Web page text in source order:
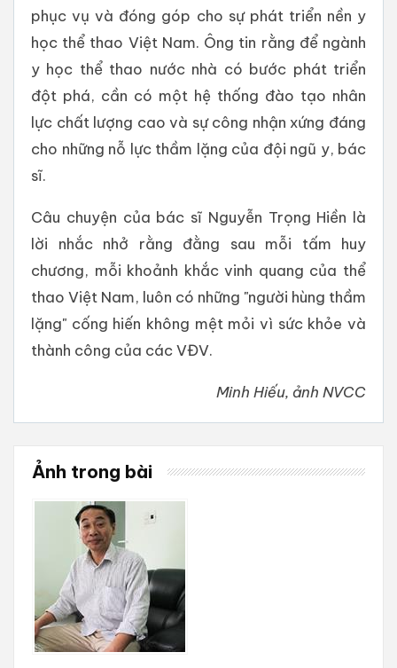
phục vụ và đóng góp cho sự phát triển nền y
học thể thao Việt Nam. Ông tin rằng để ngành
y học thể thao nước nhà có bước phát triển
đột phá, cần có một hệ thống đào tạo nhân
lực chất lượng cao và sự công nhận xứng đáng
cho những nỗ lực thầm lặng của đội ngũ y, bác
sĩ.
Câu chuyện của bác sĩ Nguyễn Trọng Hiền là
lời nhắc nhở rằng đằng sau mỗi tấm huy
chương, mỗi khoảnh khắc vinh quang của thể
thao Việt Nam, luôn có những "người hùng thầm
lặng" cống hiến không mệt mỏi vì sức khỏe và
thành công của các VĐV.
Minh Hiếu, ảnh NVCC
Ảnh trong bài